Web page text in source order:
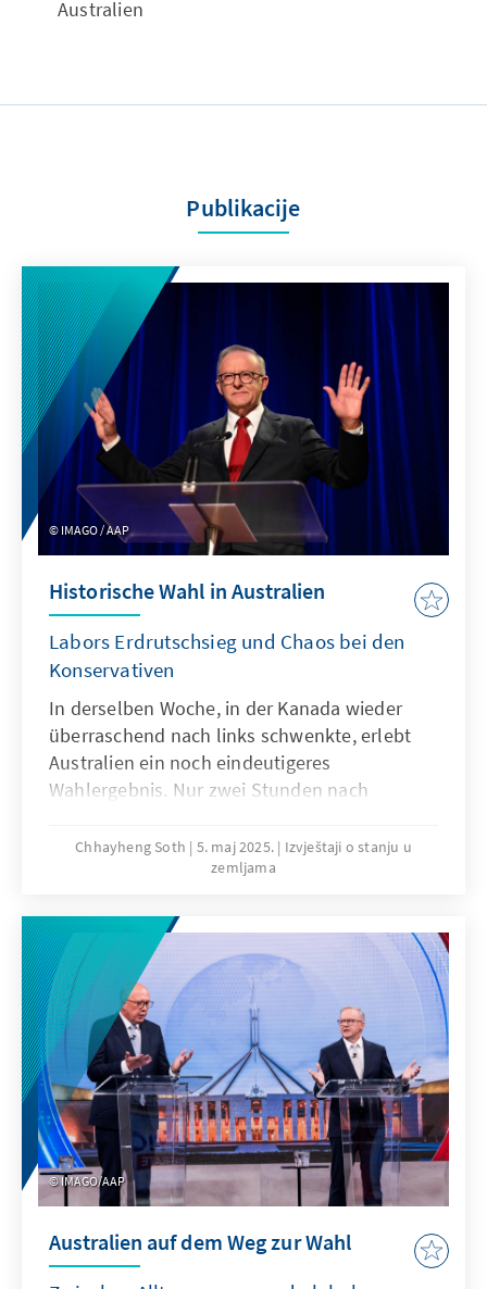
Australien
Publikacije
IMAGO / AAP
Historische Wahl in Australien
Labors Erdrutschsieg und Chaos bei den
Konservativen
In derselben Woche, in der Kanada wieder
überraschend nach links schwenkte, erlebt
Australien ein noch eindeutigeres
Wahlergebnis. Nur zwei Stunden nach
3. Mai – erklärte ABC News offiziell den
Wahlsieg der Australian Labor Party (ALP) und
Anthony Albanese. Eine rote Welle fegte über
das Land und bescherte der Liberal-
Nationalen Koalition ihre schlimmste
Niederlage in ihrer Geschichte. Der Verlust
war sowohl in seinem Ausmaß als auch mit
Blick auf die Symbolik bedeutsam:
Oppositionsführer Peter Dutton verlor seinen
eigenen Sitz im Parlament, den er 24 Jahre
lang gehalten hatte.
Chhayheng Soth 5. maj 2025.
Izvještaji o stanju u
zemljama
IMAGO/AAP
Australien auf dem Weg zur Wahl